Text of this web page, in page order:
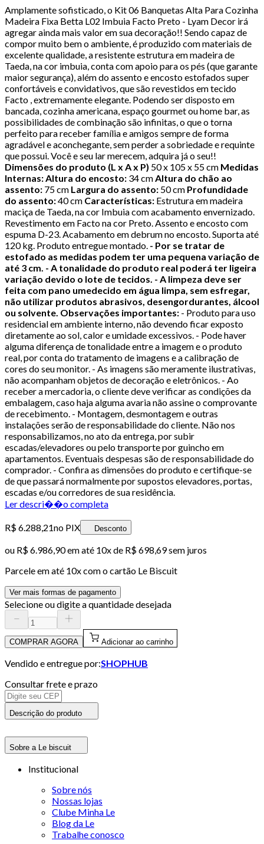
Amplamente sofisticado, o Kit 06 Banquetas Alta Para Cozinha
Madeira Fixa Betta L02 Imbuia Facto Preto - Lyam Decor irá
agregar ainda mais valor em sua decoração!! Sendo capaz de
compor muito bem o ambiente, é produzido com materiais de
excelente qualidade, a resistente estrutura em madeira de
Taeda, na cor imbuia, conta com apoio para os pés (que garante
maior segurança), além do assento e encosto estofados super
confortáveis e convidativos, que são revestidos em tecido
Facto , extremamente elegante. Podendo ser disposto em
bancada, cozinha americana, espaço gourmet ou home bar, as
possibilidades de combinação são infinitas, o que o torna
perfeito para receber família e amigos sempre de forma
agradável e aconchegante, sem perder a sobriedade e requinte
que possui. Você e seu lar merecem, adquira já o seu!!
Dimensões do produto (L x A x P) 50 x 105 x 55 cm Medidas
Internas: Altura do encosto: 34 cmAltura do chão ao
assento: 75 cm Largura do assento: 50 cm Profundidade
do assento:40 cm Características: Estrutura em madeira
maciça de Taeda, na cor Imbuia com acabamento envernizado.
Revestimento em Facto na cor Preto. Assento e encosto com
espuma D-23. Acabamento em debrum no encosto. Suporta até
120 kg. Produto entregue montado. - Por se tratar de
estofado as medidas podem ter uma pequena variação de
até 3 cm. - A tonalidade do produto real poderá ter ligeira
variação devido o lote de tecidos. - A limpeza deve ser
feita com pano umedecido em água limpa, sem esfregar,
não utilizar produtos abrasivos, desengordurantes, álcool
ou solvente. Observações importantes: - Produto para uso
residencial em ambiente interno, não devendo ficar exposto
diretamente ao sol, calor e umidade excessivos. - Pode haver
alguma diferença de tonalidade entre a imagem e o produto
real, por conta do tratamento de imagens e a calibração de
cores do seu monitor. - As imagens são meramente ilustrativas,
não acompanham objetos de decoração e eletrônicos. - Ao
receber a mercadoria, o cliente deve verificar as condições da
embalagem, caso haja alguma avaria não assine o comprovante
de recebimento. - Montagem, desmontagem e outras
instalações serão de responsabilidade do cliente. Não nos
responsabilizamos, no ato da entrega, por subir
escadas/elevadores ou pelo transporte por guincho em
apartamentos. Eventuais despesas são de responsabilidade do
comprador. - Confira as dimensões do produto e certifique-se
de que passará normalmente por supostos elevadores, portas,
escadas e/ou corredores de sua residência.
Ler descri��o completa
R$ 6.288,21no PIX Desconto
ou R$ 6.986,90em até 10x de R$ 698,69 sem juros
Parcele em até 10x com o cartão Le Biscuit
Ver mais formas de pagamento
Selecione ou digite a quantidade desejada
COMPRAR AGORA Adicionar ao carrinho
Vendido e entregue por:SHOPHUB
Consultar frete e prazo
Descrição do produto
Sobre a Le biscuit
Institucional
Sobre nós
Nossas lojas
Clube Minha Le
Blog da Le
Trabalhe conosco